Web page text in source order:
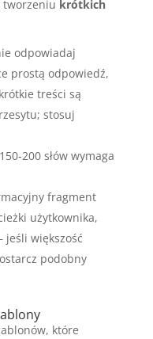
tworzeniu krótkich
odpowiadaj
prostą odpowiedź,
treści są
stosuj
słów wymaga
fragment
użytkownika,
jeśli większość
podobny
które